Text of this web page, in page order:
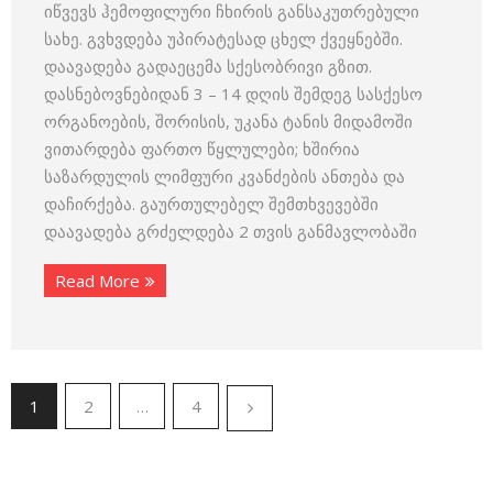
იწვევს ჰემოფილური ჩხირის განსაკუთრებული
სახე. გვხვდება უპირატესად ცხელ ქვეყნებში.
დაავადება გადაეცემა სქესობრივი გზით.
დასნებოვნებიდან 3 – 14 დღის შემდეგ სასქესო
ორგანოების, შორისის, უკანა ტანის მიდამოში
ვითარდება ფართო წყლულები; ხშირია
საზარდულის ლიმფური კვანძების ანთება და
დაჩირქება. გაურთულებელ შემთხვევებში
დაავადება გრძელდება 2 თვის განმავლობაში
Read More
1 2 … 4